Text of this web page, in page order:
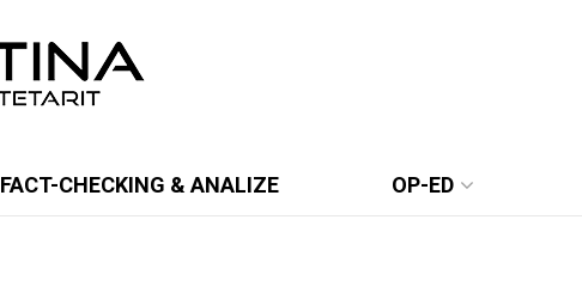
FACT-CHECKING & ANALIZE OP-ED